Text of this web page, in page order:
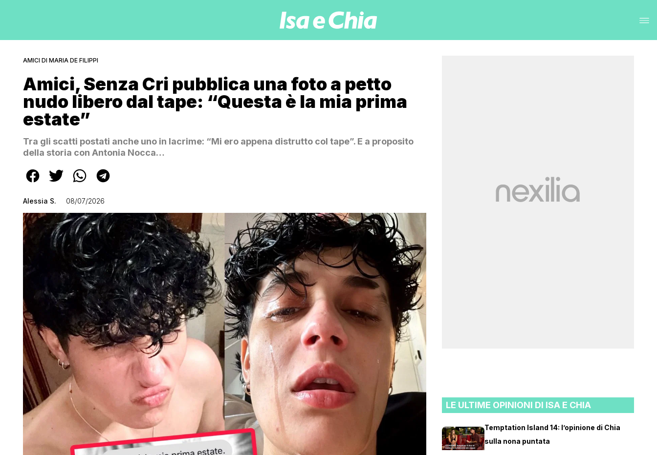
AMICI DI MARIA DE FILIPPI
Amici, Senza Cri pubblica una foto a petto
nudo libero dal tape: “Questa è la mia prima
estate”
Tra gli scatti postati anche uno in lacrime: “Mi ero appena distrutto col tape”. E a proposito
della storia con Antonia Nocca…
Alessia S. 08/07/2026
LE ULTIME OPINIONI DI ISA E CHIA
Temptation Island 14: l’opinione di Chia
sulla nona puntata